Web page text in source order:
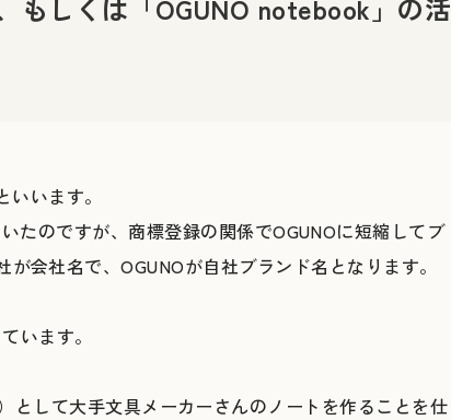
もしくは「OGUNO notebook」の活
います。
たのですが、商標登録の関係でOGUNOに短縮してブ
会社名で、OGUNOが自社ブランド名となります。
います。
して大手文具メーカーさんのノートを作ることを仕